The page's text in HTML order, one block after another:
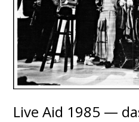
Live Aid 1985 —